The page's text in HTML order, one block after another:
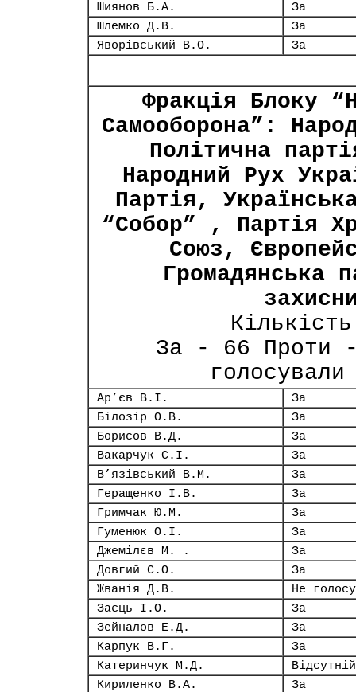
Шиянов Б.А.
За
Шлемко Д.В.
За
Яворівський В.О.
За
Фракція Блоку
Самооборона”:
Політична
Народний Рух
Партія,
“Собор” , Партія
Союз,
Громадянська
За - 66 Проти
Ар’єв В.І.
За
Білозір О.В.
За
Борисов В.Д.
За
Вакарчук С.І.
За
В’язівський В.М.
За
Геращенко І.В.
За
Гримчак Ю.М.
За
Гуменюк О.І.
За
Джемілєв М. .
За
Довгий С.О.
За
Жванія Д.В.
Не
Заєць І.О.
За
Зейналов Е.Д.
За
Карпук В.Г.
За
Катеринчук М.Д.
Відсутній
Кириленко В.А.
За